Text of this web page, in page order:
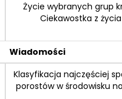
Życie wybranych grup
Ciekawostka z
Wiadomości
Klasyfikacja najczęściej
porostów w środowisku